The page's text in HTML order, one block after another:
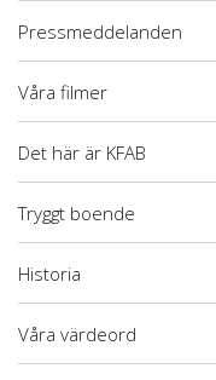
Pressmeddelanden
Våra filmer
Det här är KFAB
Tryggt boende
Historia
Våra värdeord